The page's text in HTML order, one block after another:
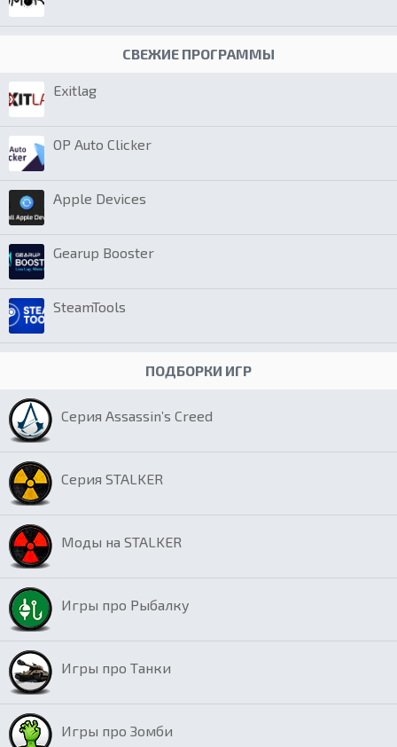
СВЕЖИЕ ПРОГРАММЫ
Exitlag
OP Auto Clicker
Apple Devices
Gearup Booster
SteamTools
ПОДБОРКИ ИГР
Серия Assassin’s Creed
Серия STALKER
Моды на STALKER
Игры про Рыбалку
Игры про Танки
Игры про Зомби